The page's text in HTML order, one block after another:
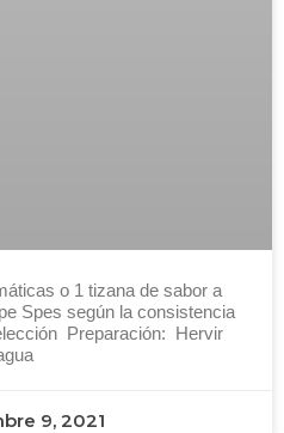
o 1 tizana de sabor a
Spes según la consistencia
Preparación: Hervir
9, 2021